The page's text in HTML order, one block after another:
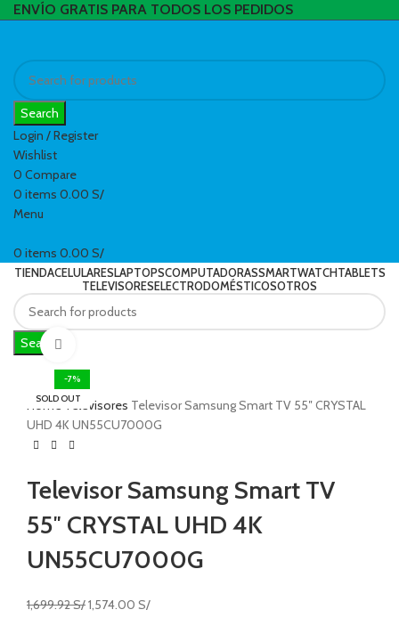
ENVÍO GRATIS PARA TODOS LOS PEDIDOS
Search
Login / Register
Wishlist
0 Compare
0 items 0.00 S/
Menu
0 items 0.00 S/
TIENDACELULARESLAPTOPSCOMPUTADORASSMARTWATCHTABLETS
TELEVISORESELECTRODOMÉSTICOSOTROS
Search
-7%
SOLD OUT
HomeTelevisores Televisor Samsung Smart TV 55″ CRYSTAL
UHD 4K UN55CU7000G
Televisor Samsung Smart TV
55″ CRYSTAL UHD 4K
UN55CU7000G
1,699.92S/1,574.00 S/